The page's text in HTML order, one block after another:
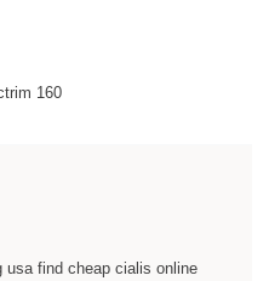
160
find cheap cialis online